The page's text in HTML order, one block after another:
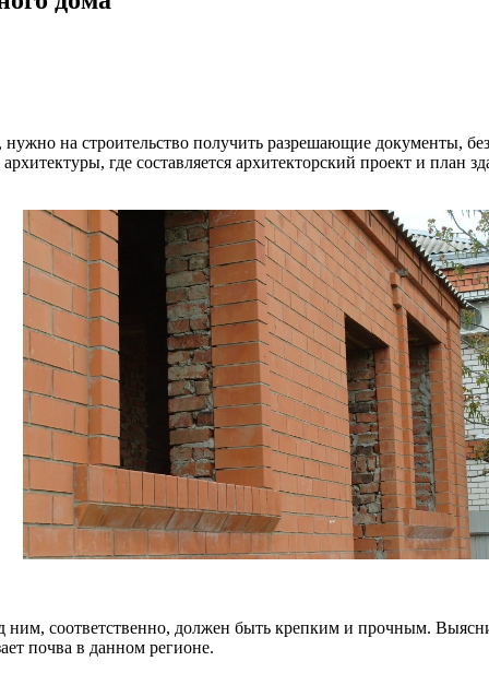
на строительство получить разрешающие документы,
где составляется архитекторский проект и план
соответственно, должен быть крепким и прочным.
почва в данном регионе.